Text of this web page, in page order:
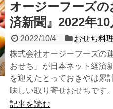
オージーフーズ
済新聞』2022年
2022/10/4 おせち料
株式会社オージーフーズの
おせち」が日本ネット経済
を迎えたとっておきやは累
味しい取り寄せおせちです。
記事を読む